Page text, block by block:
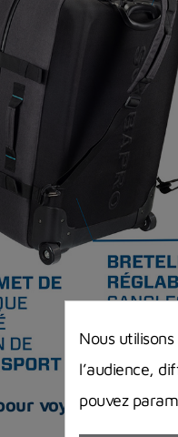
voyages de
Nous
l’audience,
pouvez